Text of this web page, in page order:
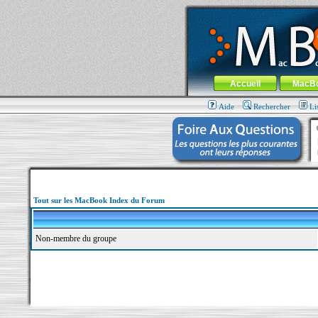
MacBook-fr.com : 100% Apple... 100%
Aller au contenu-Aller au menu
Menu général
Accueil
Aide Rechercher
Tout sur les MacBook Index du Forum
Non-membre du groupe